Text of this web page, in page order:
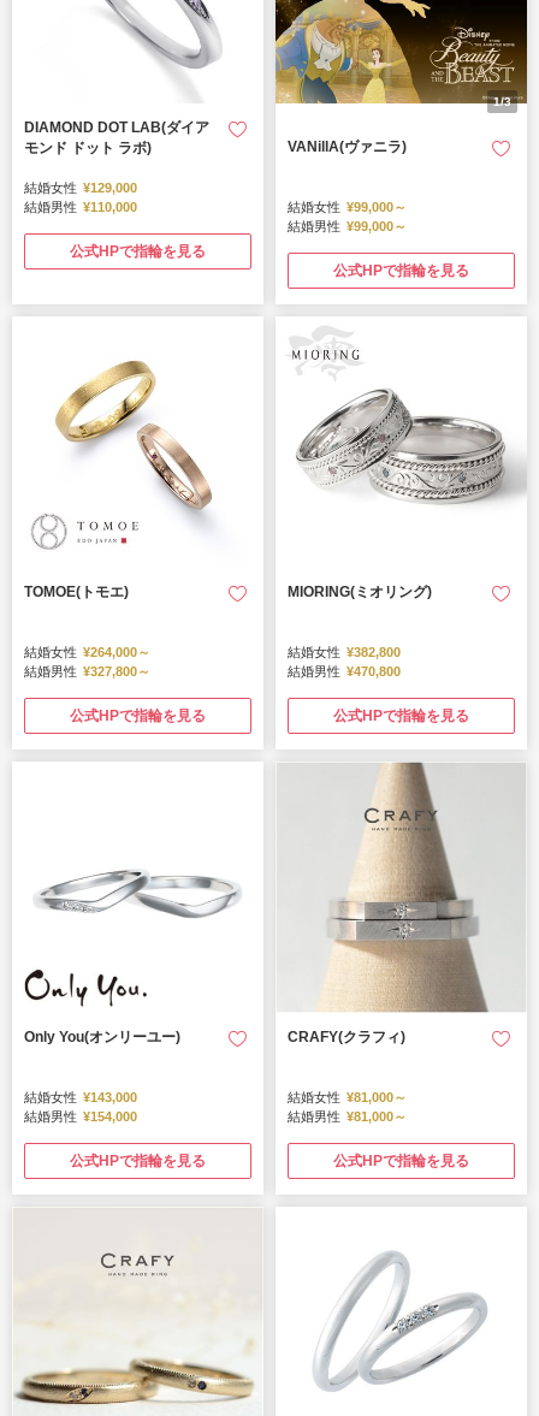
DIAMOND DOT LAB(ダイア
モンド ドット ラボ)
結婚女性 ¥129,000
結婚男性 ¥110,000
公式HPで指輪を見る
1/3
VANillA(ヴァニラ)
結婚女性 ¥99,000～
結婚男性 ¥99,000～
公式HPで指輪を見る
TOMOE(トモエ)
結婚女性 ¥264,000～
結婚男性 ¥327,800～
公式HPで指輪を見る
MIORING(ミオリング)
結婚女性 ¥382,800
結婚男性 ¥470,800
公式HPで指輪を見る
Only You(オンリーユー)
結婚女性 ¥143,000
結婚男性 ¥154,000
公式HPで指輪を見る
CRAFY(クラフィ)
結婚女性 ¥81,000～
結婚男性 ¥81,000～
公式HPで指輪を見る